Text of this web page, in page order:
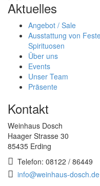
Aktuelles
Angebot / Sale
Ausstattung von
Spirituosen
Über uns
Events
Unser Team
Präsente
Kontakt
Weinhaus Dosch
Haager Strasse 30
85435 Erding
Telefon: 08122 / 86449
info@weinhaus-dosch.de